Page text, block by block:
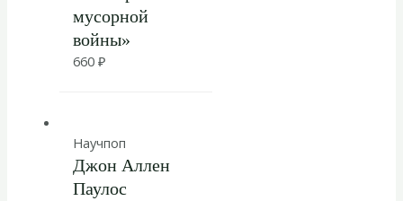
мусорной
войны»
660 ₽
Научпоп
Джон Аллен
Паулос